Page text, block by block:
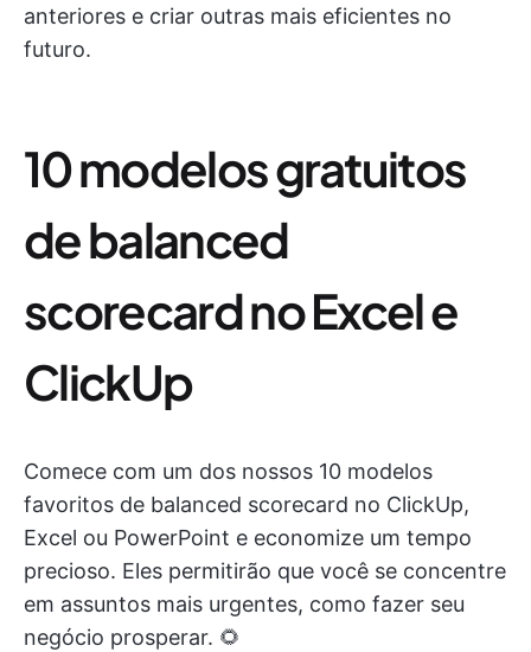
anteriores e criar outras mais eficientes no
futuro.
10 modelos gratuitos
de balanced
scorecard no Excel e
ClickUp
Comece com um dos nossos 10 modelos
favoritos de balanced scorecard no ClickUp,
Excel ou PowerPoint e economize um tempo
precioso. Eles permitirão que você se concentre
em assuntos mais urgentes, como fazer seu
negócio prosperar. 🌻